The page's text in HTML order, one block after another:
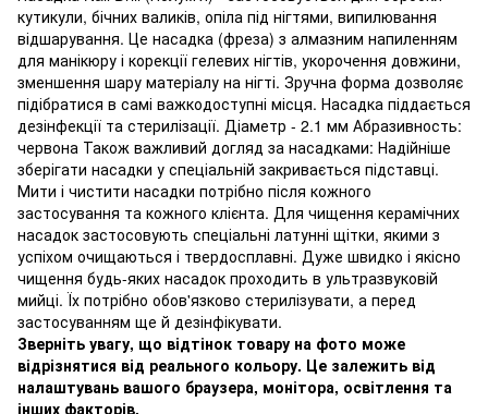
кутикули, бічних валиків, опіла під нігтями, випилювання
відшарування. Це насадка (фреза) з алмазним напиленням
для манікюру і корекції гелевих нігтів, укорочення довжини,
зменшення шару матеріалу на нігті. Зручна форма дозволяє
підібратися в самі важкодоступні місця. Насадка піддається
дезінфекції та стерилізації. Діаметр - 2.1 мм Абразивность:
червона Також важливий догляд за насадками: Надійніше
зберігати насадки у спеціальній закривається підставці.
Мити і чистити насадки потрібно після кожного
застосування та кожного клієнта. Для чищення керамічних
насадок застосовують спеціальні латунні щітки, якими з
успіхом очищаються і твердосплавні. Дуже швидко і якісно
чищення будь-яких насадок проходить в ультразвуковій
мийці. Їх потрібно обов'язково стерилізувати, а перед
застосуванням ще й дезінфікувати.
Зверніть увагу, що відтінок товару на фото може
відрізнятися від реального кольору. Це залежить від
налаштувань вашого браузера, монітора, освітлення та
інших факторів.